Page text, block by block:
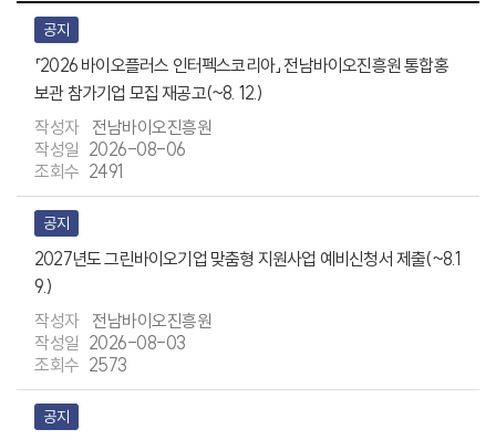
공지
「2026 바이오플러스 인터펙스코리아」 전남바이오진흥원 통합홍
보관 참가기업 모집 재공고(~8. 12.)
전남바이오진흥원
2026-08-06
2491
공지
2027년도 그린바이오기업 맞춤형 지원사업 예비신청서 제출(~8.1
9.)
전남바이오진흥원
2026-08-03
2573
공지